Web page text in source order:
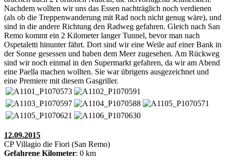
Nachdem wollten wir uns das Essen nachträglich noch verdienen
(als ob die Treppenwanderung mit Rad noch nicht genug wäre), und
sind in die andere Richtung den Radweg gefahren. Gleich nach San
Remo kommt ein 2 Kilometer langer Tunnel, bevor man nach
Ospetaletti hinunter fährt. Dort sind wir eine Weile auf einer Bank in
der Sonne gesessen und haben dem Meer zugesehen. Am Rückweg
sind wir noch einmal in den Supermarkt gefahren, da wir am Abend
eine Paella machen wollten. Sie war übrigens ausgezeichnet und
eine Premiere mit diesem Gasgriller.
12.09.2015
CP Villagio die Fiori (San Remo)
Gefahrene Kilometer: 0 km